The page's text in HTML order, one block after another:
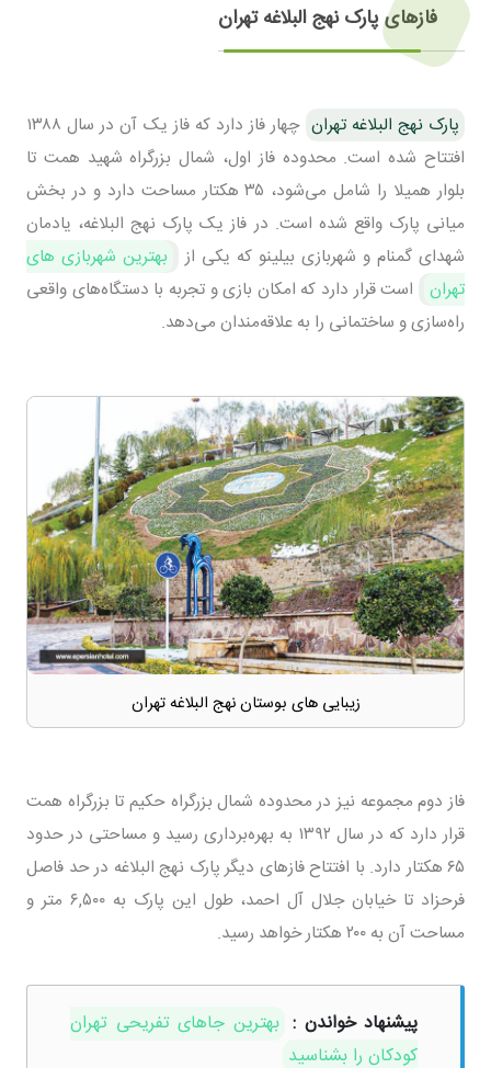
فازهای پارک نهج البلاغه تهران
پارک نهج البلاغه تهران
چهار فاز دارد که فاز یک آن در سال ۱۳۸۸
افتتاح شده است. محدوده فاز اول، شمال بزرگراه شهید همت تا
بلوار همیلا را شامل می‌شود، ۳۵ هکتار مساحت دارد و در بخش
میانی پارک واقع شده است. در فاز یک پارک نهج البلاغه، یادمان
شهدای گمنام و شهربازی بیلینو که یکی از
بهترین شهربازی های
تهران
است قرار دارد که امکان بازی و تجربه با دستگاه‌های واقعی
راه‌سازی و ساختمانی را به علاقه‌مندان می‌دهد.
زیبایی های بوستان نهج البلاغه تهران
فاز دوم مجموعه نیز در محدوده شمال بزرگراه حکیم تا بزرگراه همت
قرار دارد که در سال ۱۳۹۲ به بهره‌برداری رسید و مساحتی در حدود
۶۵ هکتار دارد. با افتتاح فازهای دیگر پارک نهج البلاغه در حد فاصل
فرحزاد تا خیابان جلال آل احمد، طول این پارک به ۶,۵۰۰ متر و
مساحت آن به ۲۰۰ هکتار خواهد رسید.
پیشنهاد خواندن : بهترین جاهای تفریحی تهران
کودکان را بشناسید